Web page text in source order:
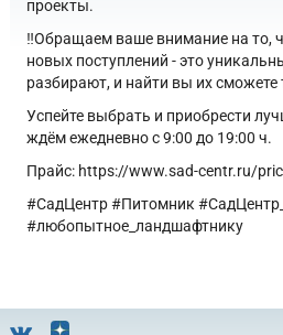
проекты.
‼️Обращаем ваше внимание на то,
новых поступлений - это
разбирают, и найти вы их сможете
Успейте выбрать и приобрести
ждём ежедневно с 9:00 до 19:00 ч.
Прайс: https://www.sad-centr.ru/
#СадЦентр #Питомник
#любопытное_ландшафтнику